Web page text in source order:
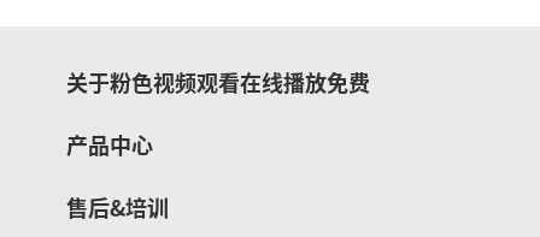
关于粉色视频观看在线播放免费
产品中心
售后&培训